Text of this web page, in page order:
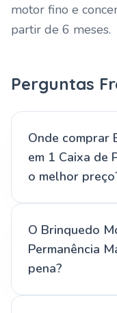
motor fino e
partir de 6 meses.
Perguntas
Onde comprar
em 1 Caixa de
o melhor
O Brinquedo
Permanência
pena?